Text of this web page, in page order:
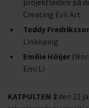
projektledare på
Creating Evil Art
Teddy
Linköping
Emilie Höijer
Emi Li
KATPULTEN 2 den 21